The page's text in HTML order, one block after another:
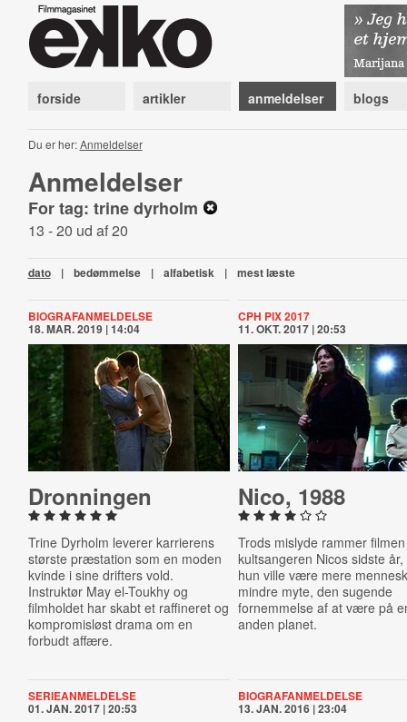
forside artikler anmeldelser blogs
Du er her:Anmeldelser
Anmeldelser
For tag: trine dyrholm
13 - 20 ud af 20
dato | bedømmelse | alfabetisk | mest læste
BIOGRAFANMELDELSE
18. MAR. 2019 | 14:04
Dron­nin­gen
Trine Dyrholm leverer karrierens
største præstation som en moden
kvinde i sine drifters vold.
Instruktør May el-Toukhy og
filmholdet har skabt et raffineret og
kompromisløst drama om en
forbudt affære.
CPH PIX 2017
11. OKT. 2017 | 20:53
Nico, 1988
Trods mislyde rammer
kultsangeren Nicos sidste
hun ville være mere
mindre myte, den sugende
fornemmelse af at være på
anden planet.
SERIEANMELDELSE
01. JAN. 2017 | 20:53
BIOGRAFANMELDELSE
13. JAN. 2016 | 23:04